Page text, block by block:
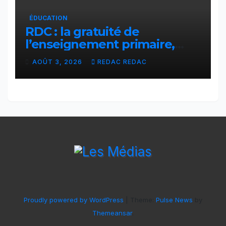
ÉDUCATION
RDC : la gratuité de
l’enseignement primaire,
vision phare du Président
Félix Tshisekedi réaffirmée
par une circulaire du
AOÛT 3, 2026 REDAC REDAC
Proudly powered by WordPress Pulse News
Themeansar.